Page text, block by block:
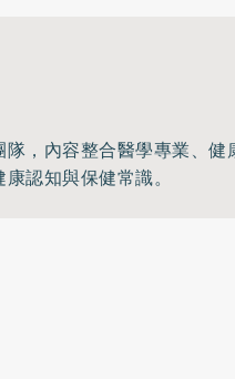
隊，內容整合醫學專業、
認知與保健常識。